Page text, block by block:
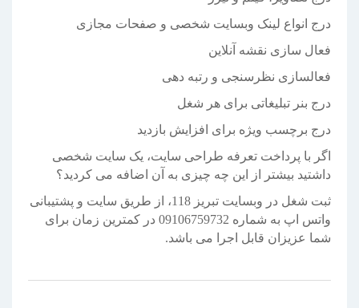
درج انواع لینک وبسایت شخصی و صفحات مجازی
فعال سازی نقشه آنلاین
فعالسازی نظرسنجی و رتبه دهی
درج بنر تبلیغاتی برای هر شغل
درج برچسب ویژه برای افزایش بازدید
اگر با پرداخت تعرفه طراحی سایت، یک سایت شخصی
داشتید بیشتر از این چه چیزی به آن اضافه می کردید؟
ثبت شغل در وبسایت تبریز 118، از طریق سایت و پشتیبانی
واتس اپ به شماره 09106759732 در کمترین زمان برای
شما عزیزان قابل اجرا می باشد.